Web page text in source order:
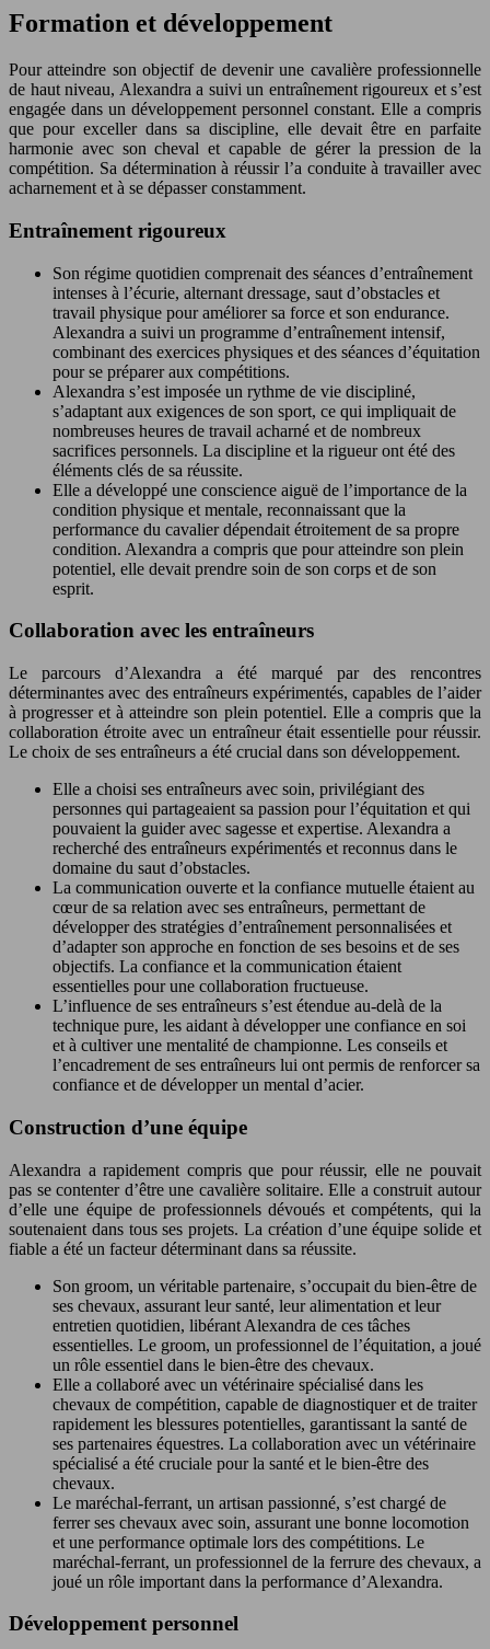
Formation et développement
Pour atteindre son objectif de devenir une cavalière professionnelle
de haut niveau, Alexandra a suivi un entraînement rigoureux et s’est
engagée dans un développement personnel constant. Elle a compris
que pour exceller dans sa discipline, elle devait être en parfaite
harmonie avec son cheval et capable de gérer la pression de la
compétition. Sa détermination à réussir l’a conduite à travailler avec
acharnement et à se dépasser constamment.
Entraînement rigoureux
Son régime quotidien comprenait des séances d’entraînement
intenses à l’écurie, alternant dressage, saut d’obstacles et
travail physique pour améliorer sa force et son endurance.
Alexandra a suivi un programme d’entraînement intensif,
combinant des exercices physiques et des séances d’équitation
pour se préparer aux compétitions.
Alexandra s’est imposée un rythme de vie discipliné,
s’adaptant aux exigences de son sport, ce qui impliquait de
nombreuses heures de travail acharné et de nombreux
sacrifices personnels. La discipline et la rigueur ont été des
éléments clés de sa réussite.
Elle a développé une conscience aiguë de l’importance de la
condition physique et mentale, reconnaissant que la
performance du cavalier dépendait étroitement de sa propre
condition. Alexandra a compris que pour atteindre son plein
potentiel, elle devait prendre soin de son corps et de son
esprit.
Collaboration avec les entraîneurs
Le parcours d’Alexandra a été marqué par des rencontres
déterminantes avec des entraîneurs expérimentés, capables de l’aider
à progresser et à atteindre son plein potentiel. Elle a compris que la
collaboration étroite avec un entraîneur était essentielle pour réussir.
Le choix de ses entraîneurs a été crucial dans son développement.
Elle a choisi ses entraîneurs avec soin, privilégiant des
personnes qui partageaient sa passion pour l’équitation et qui
pouvaient la guider avec sagesse et expertise. Alexandra a
recherché des entraîneurs expérimentés et reconnus dans le
domaine du saut d’obstacles.
La communication ouverte et la confiance mutuelle étaient au
cœur de sa relation avec ses entraîneurs, permettant de
développer des stratégies d’entraînement personnalisées et
d’adapter son approche en fonction de ses besoins et de ses
objectifs. La confiance et la communication étaient
essentielles pour une collaboration fructueuse.
L’influence de ses entraîneurs s’est étendue au-delà de la
technique pure, les aidant à développer une confiance en soi
et à cultiver une mentalité de championne. Les conseils et
l’encadrement de ses entraîneurs lui ont permis de renforcer sa
confiance et de développer un mental d’acier.
Construction d’une équipe
Alexandra a rapidement compris que pour réussir, elle ne pouvait
pas se contenter d’être une cavalière solitaire. Elle a construit autour
d’elle une équipe de professionnels dévoués et compétents, qui la
soutenaient dans tous ses projets. La création d’une équipe solide et
fiable a été un facteur déterminant dans sa réussite.
Son groom, un véritable partenaire, s’occupait du bien-être de
ses chevaux, assurant leur santé, leur alimentation et leur
entretien quotidien, libérant Alexandra de ces tâches
essentielles. Le groom, un professionnel de l’équitation, a joué
un rôle essentiel dans le bien-être des chevaux.
Elle a collaboré avec un vétérinaire spécialisé dans les
chevaux de compétition, capable de diagnostiquer et de traiter
rapidement les blessures potentielles, garantissant la santé de
ses partenaires équestres. La collaboration avec un vétérinaire
spécialisé a été cruciale pour la santé et le bien-être des
chevaux.
Le maréchal-ferrant, un artisan passionné, s’est chargé de
ferrer ses chevaux avec soin, assurant une bonne locomotion
et une performance optimale lors des compétitions. Le
maréchal-ferrant, un professionnel de la ferrure des chevaux, a
joué un rôle important dans la performance d’Alexandra.
Développement personnel